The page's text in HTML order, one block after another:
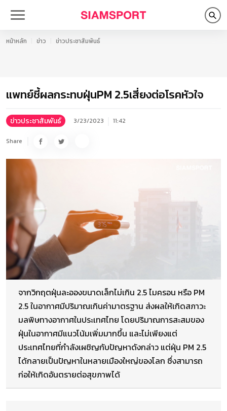
หน้าหลัก ข่าว ข่าวประชาสัมพันธ์
แพทย์ชี้ผลกระทบฝุ่นPM 2.5เสี่ยงต่อโรคหัวใจ
ข่าวประชาสัมพันธ์ 3/23/2023 11:42
Share
จากวิกฤตฝุ่นละอองขนาดเล็กไม่เกิน 2.5 ไมครอน หรือ PM
2.5 ในอากาศมีปริมาณเกินค่ามาตรฐาน ส่งผลให้เกิดสภาวะ
มลพิษทางอากาศในประเทศไทย โดยปริมาณการสะสมของ
ฝุ่นในอากาศมีแนวโน้มเพิ่มมากขึ้น และไม่เพียงแต่
ประเทศไทยที่กำลังเผชิญกับปัญหาดังกล่าว แต่ฝุ่น PM 2.5
ได้กลายเป็นปัญหาในหลายเมืองใหญ่ของโลก ซึ่งสามารถ
ก่อให้เกิดอันตรายต่อสุขภาพได้